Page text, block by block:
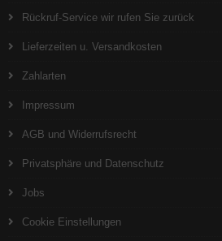
Rückruf-Service wir rufen Sie zurück
Lieferzeiten u. Versandkosten
Zahlarten
Impressum
AGB und Widerrufsrecht
Privatsphäre und Datenschutz
Jobs
Cookie Einstellungen